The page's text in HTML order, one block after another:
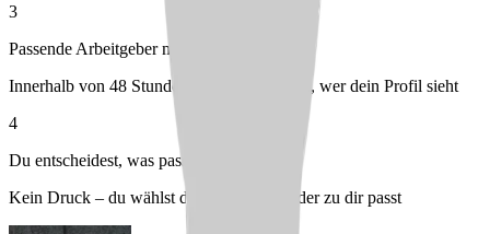
3
Passende Arbeitgeber melden sich bei dir
Innerhalb von 48 Stunden – du entscheidest, wer dein Profil sieht
4
Du entscheidest, was passt
Kein Druck – du wählst den Arbeitgeber, der zu dir passt